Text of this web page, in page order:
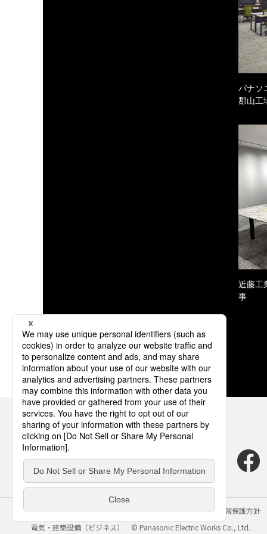
パナソ
郡山工
近藤工
事
サイトのご利用にあたって クッキーポリシー
個人情報保護方針
電気・建築設備（ビジネス）
© Panasonic Electric Works Co., Ltd.